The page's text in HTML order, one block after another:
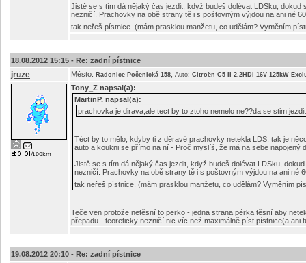
Jistě se s tím dá nějaký čas jezdit, když budeš dolévat LDSku,
nezničí. Prachovky na obě strany tě i s poštovným výjdou na ani né
tak neřeš pístnice. (mám prasklou manžetu, co udělám? Vyměním
18.08.2012 15:15 - Re: zadní pístnice
jruze Město: Radonice Počenická 158 Auto: Citroën C5 II 2.2HDi 16V 125kW
Tony_Z napsal(a):
MartinP. napsal(a):
prachovka je dirava,ale tect by to ztoho nemelo ne??da se stim
Téct by to mělo, kdyby ti z děravé prachovky netekla LDS, tak je
auto a koukni se přímo na ní - Proč myslíš, že má na sebe napojený
Jistě se s tím dá nějaký čas jezdit, když budeš dolévat LDSku,
nezničí. Prachovky na obě strany tě i s poštovným výjdou na ani né
tak neřeš pístnice. (mám prasklou manžetu, co udělám? Vyměním
Teče ven protože netěsní to perko - jedna strana pérka těsní aby
přepadu - teoreticky nezničí nic víc než maximálně píst pístnice(a ani
19.08.2012 20:10 - Re: zadní pístnice